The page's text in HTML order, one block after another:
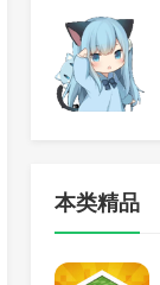
本类精品